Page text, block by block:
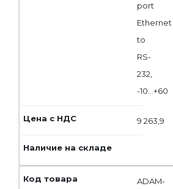
port
Ethernet
to
RS-
232,
-10...+60
9 263,9
ADAM-